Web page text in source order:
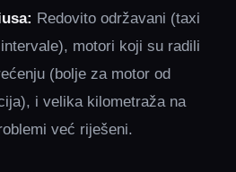
Redovito održavani (taxi
motori koji su radili
(bolje za motor od
i velika kilometraža na
već riješeni.